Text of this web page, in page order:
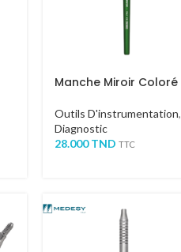
Manche Miroir Coloré
Outils D'instrumentation,
Diagnostic
28.000TND TTC